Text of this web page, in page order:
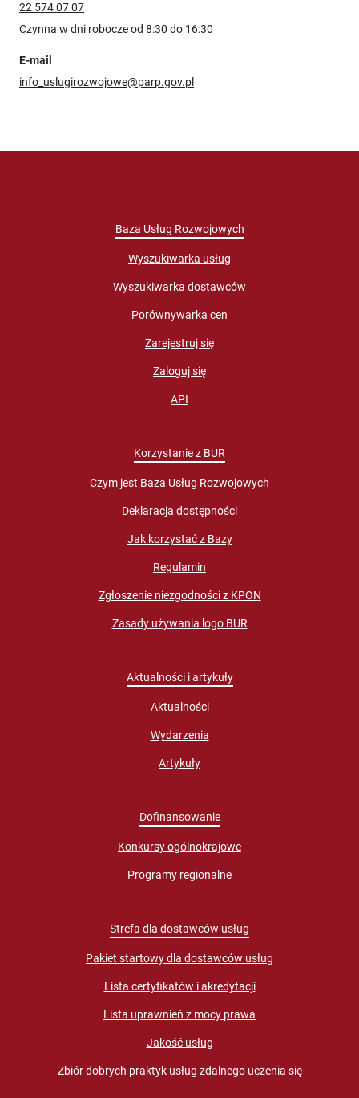
22 574 07 07
Czynna w dni robocze od 8:30 do 16:30
E-mail
info_uslugirozwojowe@parp.gov.pl
Baza Usług Rozwojowych
Wyszukiwarka usług
Wyszukiwarka dostawców
Porównywarka cen
Zarejestruj się
Zaloguj się
API
Korzystanie z BUR
Czym jest Baza Usług Rozwojowych
Deklaracja dostępności
Jak korzystać z Bazy
Regulamin
Zgłoszenie niezgodności z KPON
Zasady używania logo BUR
Aktualności i artykuły
Aktualności
Wydarzenia
Artykuły
Dofinansowanie
Konkursy ogólnokrajowe
Programy regionalne
Strefa dla dostawców usług
Pakiet startowy dla dostawców usług
Lista certyfikatów i akredytacji
Lista uprawnień z mocy prawa
Jakość usług
Zbiór dobrych praktyk usług zdalnego uczenia się